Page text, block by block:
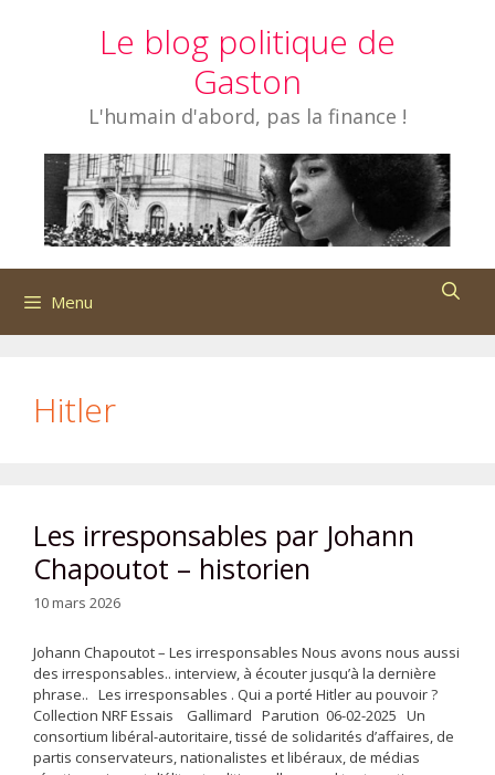
Le blog politique de
Gaston
L'humain d'abord, pas la finance !
Menu
Hitler
Les irresponsables par Johann
Chapoutot – historien
10 mars 2026
Johann Chapoutot – Les irresponsables Nous avons nous aussi
des irresponsables.. interview, à écouter jusqu’à la dernière
phrase.. Les irresponsables . Qui a porté Hitler au pouvoir ?
Collection NRF Essais Gallimard Parution 06-02-2025 Un
consortium libéral-autoritaire, tissé de solidarités d’affaires, de
partis conservateurs, nationalistes et libéraux, de médias